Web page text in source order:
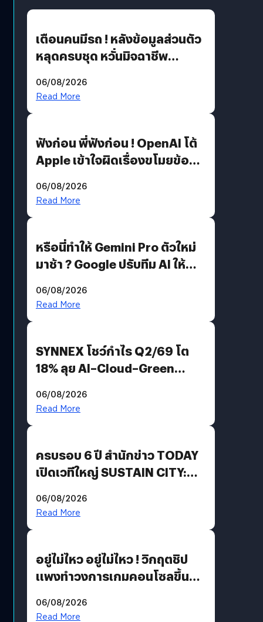
เตือนคนมีรถ ! หลังข้อมูลส่วนตัว
หลุดครบชุด หวั่นมิจฉาชีพ
รหัสผ่านหลุด ไม่ใช่แฮกเกอร์
06/08/2026
Read More
ฟังก่อน พี่ฟังก่อน ! OpenAI โต้
Apple เข้าใจผิดเรื่องขโมยข้อมูล
06/08/2026
Read More
หรือนี่ทำให้ Gemini Pro ตัวใหม่
มาช้า ? Google ปรับทีม AI ให้
AGI
06/08/2026
Read More
SYNNEX โชว์กำไร Q2/69 โต
18% ลุย AI–Cloud–Green
Revenue เร่งเครื่อง New
06/08/2026
Read More
ครบรอบ 6 ปี สำนักข่าว TODAY
เปิดเวทีใหญ่ SUSTAIN CITY:
แนวทางปรับตัวสู่เศรษฐกิจสี
06/08/2026
Read More
อยู่ไม่ไหว อยู่ไม่ไหว ! วิกฤตชิป
แพงทำวงการเกมคอนโซลขึ้น
?
06/08/2026
Read More